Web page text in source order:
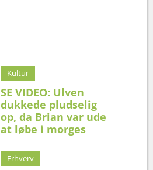
Kultur
SE VIDEO: Ulven
dukkede pludselig
op, da Brian var ude
at løbe i morges
Erhverv